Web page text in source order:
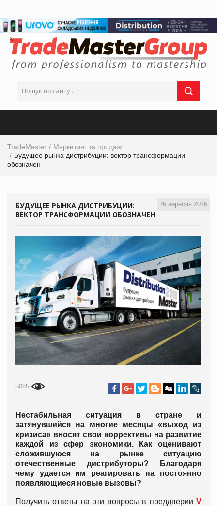
TradeMaster
Маркетинг та продажі
Будущее рынка дистрибуции: вектор трансформации
обозначен
16 вересня 2016
БУДУЩЕЕ РЫНКА ДИСТРИБУЦИИ:
ВЕКТОР ТРАНСФОРМАЦИИ ОБОЗНАЧЕН
5085
Нестабильная ситуация в стране и
затянувшийся на многие месяцы «выход из
кризиса» вносят свои коррективы на развитие
каждой из сфер экономики. Как оценивают
сложившуюся на рынке ситуацию
отечественные дистрибуторы? Благодаря
чему удается им реагировать на постоянно
появляющиеся новые вызовы?
Получить ответы на эти вопросы в преддверии V